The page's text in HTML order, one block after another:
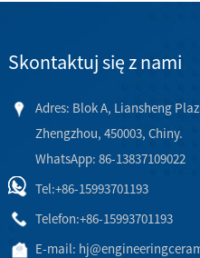
Skontaktuj się z nami
Adres: Blok A, Liansheng
Zhengzhou, 450003, Chiny.
WhatsApp: 86-13837109022
Tel:+86-15993701193
Telefon:+86-15993701193
E-mail: